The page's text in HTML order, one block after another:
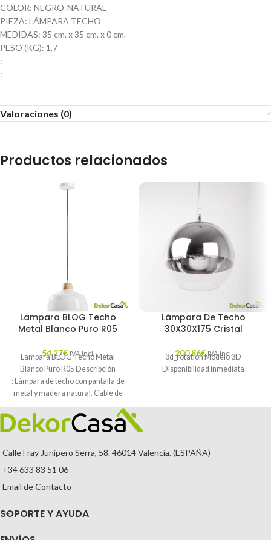
COLOR: NEGRO-NATURAL
PIEZA: LÁMPARA TECHO
MEDIDAS: 35 cm. x 35 cm. x 0 cm.
PESO (KG): 1,7
:
:
Valoraciones (0)
Productos relacionados
Lampara BLOG Techo
Metal Blanco Puro R05
54,27€ IVA Incl.
Lampara BLOG Techo Metal
Blanco Puro R05 Descripción
: Lámpara de techo con pantalla de
metal y madera natural. Cable de
Lámpara De Techo
30X30X175 Cristal
200,86€ IVA Incl.
3d_rotation Modelo 3D
Disponibilidad inmediata
Calle Fray Junípero Serra, 58. 46014 Valencia. (ESPAÑA)
+34 633 83 51 06
Email de Contacto
SOPORTE Y AYUDA